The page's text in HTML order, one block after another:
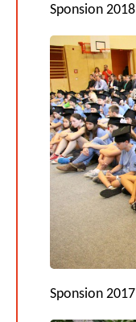
Sponsion 2018
Sponsion 2017